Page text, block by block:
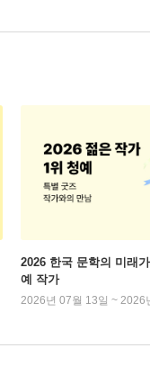
2026 한국 문학의 미래
예 작가
2026년 07월 13일 ~ 2026